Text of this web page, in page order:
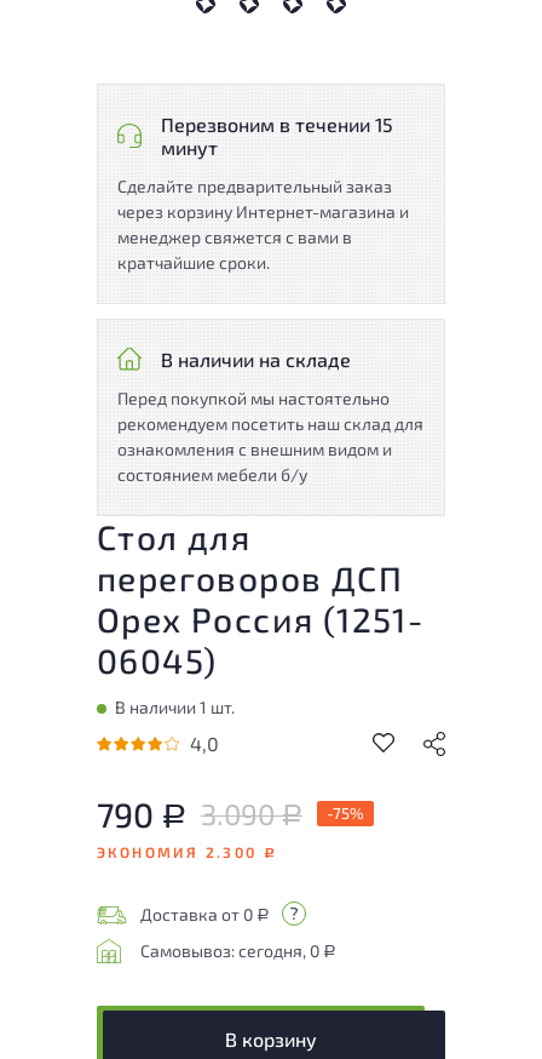
Перезвоним в течении 15
минут
Сделайте предварительный заказ
через корзину Интернет-магазина и
менеджер свяжется с вами в
кратчайшие сроки.
В наличии на складе
Перед покупкой мы настоятельно
рекомендуем посетить наш склад для
ознакомления с внешним видом и
состоянием мебели б/у
Стол для
переговоров ДСП
Орех Россия (1251-
06045)
В наличии 1 шт.
4,0
790 Р 3.090Р -75%
ЭКОНОМИЯ 2.300 Р
Доставка от 0 Р
Самовывоз: сегодня, 0 Р
В корзину